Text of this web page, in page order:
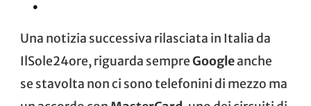
Una notizia successiva rilasciata in Italia da
IlSole24ore, riguarda sempreGoogleanche
se stavolta non ci sono telefonini di mezzo ma